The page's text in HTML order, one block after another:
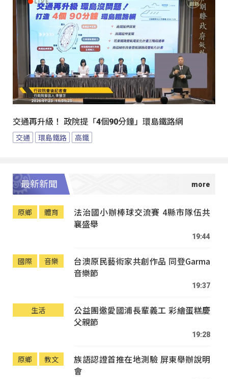
交通再升級！ 政院提「4個90分鐘」環島鐵路網
交通 環島鐵路 高鐵
最新新聞
原鄉 體育
法治國小辦棒球交流賽 4縣市隊伍共
襄盛舉
19:44
國際 音樂
台澳原民藝術家共創作品 同登Garma
音樂節
19:37
生活
公益團邀愛國浦長輩義工 彩繪蛋糕慶
父親節
19:28
原鄉 教文
族語認證首推在地測驗 屏東舉辦說明
會